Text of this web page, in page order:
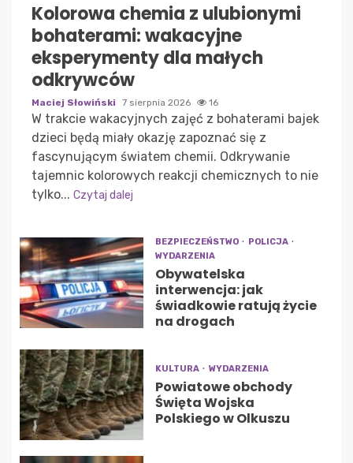
Kolorowa chemia z ulubionymi
bohaterami: wakacyjne
eksperymenty dla małych
odkrywców
Maciej Słowiński 7 sierpnia 2026 16
W trakcie wakacyjnych zajęć z bohaterami bajek
dzieci będą miały okazję zapoznać się z
fascynującym światem chemii. Odkrywanie
tajemnic kolorowych reakcji chemicznych to nie
tylko... Czytaj dalej
BEZPIECZEŃSTWO
POLICJA
WYDARZENIA
Obywatelska
interwencja: jak
świadkowie ratują życie
na drogach
KULTURA WYDARZENIA
Powiatowe obchody
Święta Wojska
Polskiego w Olkuszu